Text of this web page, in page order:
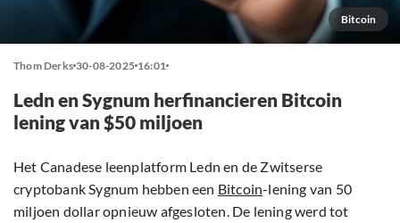
Bitcoin
Thom Derks 30-08-2025 16:01
Ledn en Sygnum herfinancieren Bitcoin
lening van $50 miljoen
Het Canadese leenplatform Ledn en de Zwitserse
cryptobank Sygnum hebben een Bitcoin-lening van 50
miljoen dollar opnieuw afgesloten. De lening werd tot